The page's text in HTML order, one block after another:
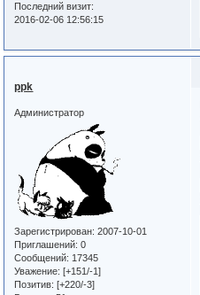
Последний визит:
2016-02-06 12:56:15
ppk
Администратор
Зарегистрирован: 2007-10-01
Приглашений: 0
Сообщений: 17345
Уважение: [+151/-1]
Позитив: [+220/-3]